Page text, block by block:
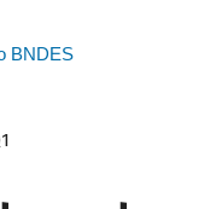
BNDES